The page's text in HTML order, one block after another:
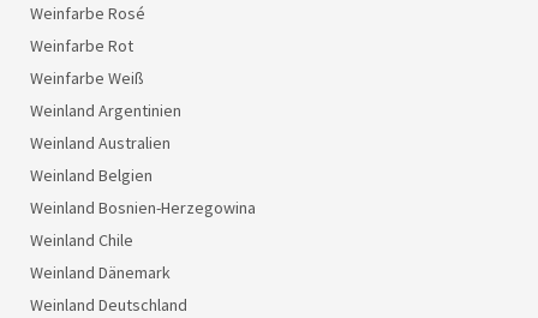
Weinfarbe Rosé
Weinfarbe Rot
Weinfarbe Weiß
Weinland Argentinien
Weinland Australien
Weinland Belgien
Weinland Bosnien-Herzegowina
Weinland Chile
Weinland Dänemark
Weinland Deutschland